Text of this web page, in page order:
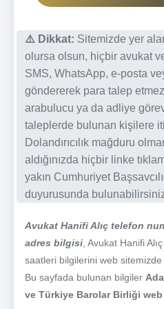
⚠️ Dikkat: Sitemizde yer
olursa olsun, hiçbir avukat
SMS, WhatsApp, e-posta
göndererek para talep
arabulucu ya da adliye
taleplerde bulunan kişilere
Dolandırıcılık mağduru
aldığınızda hiçbir linke
yakın Cumhuriyet
duyurusunda
Avukat Hanifi Alıç telefon
adres bilgisi , Avukat Hanifi
saatleri bilgilerini web sitemizde
Bu sayfada bulunan bilgiler
ve Türkiye Barolar Birliği web